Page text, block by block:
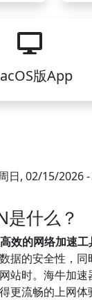
版App
日, 02/15/2026
是什么？
效的网络加速工
据的安全性，同
站时。海牛加速
更流畅的上网体